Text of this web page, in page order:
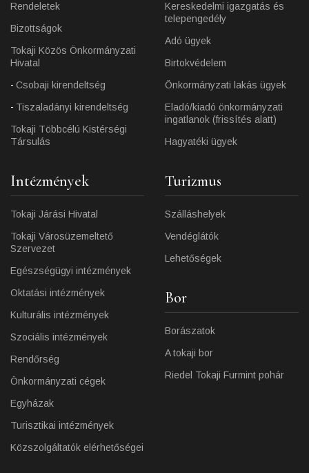
Rendeletek
Bizottságok
Tokaji Közös Önkormányzati
Hivatal
Csobaji kirendeltség
Tiszaladányi kirendeltség
Tokaji Többcélú Kistérségi
Társulás
Kereskedelmi igazgatás és
telepengedély
Adó ügyek
Birtokvédelem
Önkormányzati lakás ügyek
Eladó/kiadó önkormányzati
ingatlanok (frissítés alatt)
Hagyatéki ügyek
Intézmények
Tokaji Járási Hivatal
Tokaji Városüzemeltető
Szervezet
Egészségügyi intézmények
Oktatási intézmények
Kulturális intézmények
Szociális intézmények
Rendőrség
Önkormányzati cégek
Egyházak
Turisztikai intézmények
Közszolgáltatók elérhetőségei
Turizmus
Szálláshelyek
Vendéglátók
Lehetőségek
Bor
Borászatok
A tokaji bor
Riedel Tokaji Furmint pohár